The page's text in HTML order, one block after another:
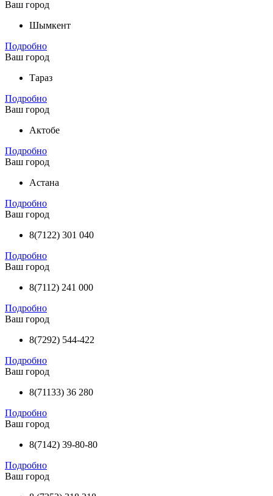
Ваш город
Шымкент
Подробно
Ваш город
Тараз
Подробно
Ваш город
Актобе
Подробно
Ваш город
Астана
Подробно
Ваш город
8(7122) 301 040
Подробно
Ваш город
8(7112) 241 000
Подробно
Ваш город
8(7292) 544-422
Подробно
Ваш город
8(71133) 36 280
Подробно
Ваш город
8(7142) 39-80-80
Подробно
Ваш город